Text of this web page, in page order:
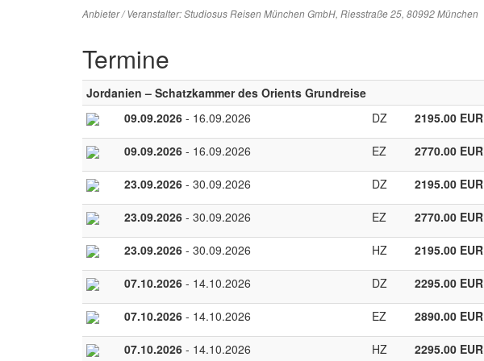
Anbieter / Veranstalter:Studiosus Reisen München GmbH, Riesstraße 25, 80992 München
Termine
Jordanien – Schatzkammer des Orients Grundreise
09.09.2026 - 16.09.2026 DZ 2195.00 EUR
09.09.2026 - 16.09.2026 EZ 2770.00 EUR
23.09.2026 - 30.09.2026 DZ 2195.00 EUR
23.09.2026 - 30.09.2026 EZ 2770.00 EUR
23.09.2026 - 30.09.2026 HZ 2195.00 EUR
07.10.2026 - 14.10.2026 DZ 2295.00 EUR
07.10.2026 - 14.10.2026 EZ 2890.00 EUR
07.10.2026 - 14.10.2026 HZ 2295.00 EUR